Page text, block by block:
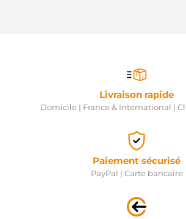
Livraison rapide
Domicile | France & International |
Paiement sécurisé
PayPal | Carte bancaire